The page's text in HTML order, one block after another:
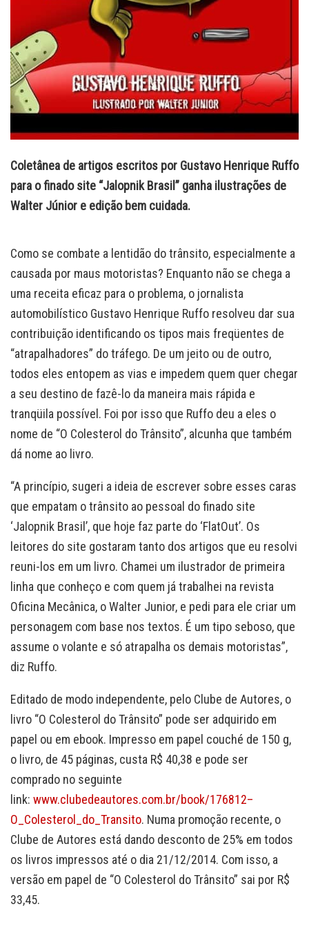
Coletânea de artigos escritos por Gustavo Henrique Ruffo
para o finado site “Jalopnik Brasil” ganha ilustrações de
Walter Júnior e edição bem cuidada.
Como se combate a lentidão do trânsito, especialmente a
causada por maus motoristas? Enquanto não se chega a
uma receita eficaz para o problema, o jornalista
automobilístico Gustavo Henrique Ruffo resolveu dar sua
contribuição identificando os tipos mais freqüentes de
“atrapalhadores” do tráfego. De um jeito ou de outro,
todos eles entopem as vias e impedem quem quer chegar
a seu destino de fazê-lo da maneira mais rápida e
tranqüila possível. Foi por isso que Ruffo deu a eles o
nome de “O Colesterol do Trânsito”, alcunha que também
dá nome ao livro.
“A princípio, sugeri a ideia de escrever sobre esses caras
que empatam o trânsito ao pessoal do finado site
‘Jalopnik Brasil’, que hoje faz parte do ‘FlatOut’. Os
leitores do site gostaram tanto dos artigos que eu resolvi
reuni-los em um livro. Chamei um ilustrador de primeira
linha que conheço e com quem já trabalhei na revista
Oficina Mecânica, o Walter Junior, e pedi para ele criar um
personagem com base nos textos. É um tipo seboso, que
assume o volante e só atrapalha os demais motoristas”,
diz Ruffo.
Editado de modo independente, pelo Clube de Autores, o
livro “O Colesterol do Trânsito” pode ser adquirido em
papel ou em ebook. Impresso em papel couché de 150 g,
o livro, de 45 páginas, custa R$ 40,38 e pode ser
comprado no seguinte
link: www.clubedeautores.com.br/book/176812–
O_Colesterol_do_Transito. Numa promoção recente, o
Clube de Autores está dando desconto de 25% em todos
os livros impressos até o dia 21/12/2014. Com isso, a
versão em papel de “O Colesterol do Trânsito” sai por R$
33,45.